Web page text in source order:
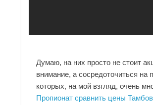
Думаю, на них просто не стоит
внимание, а сосредоточиться на
которых, на мой взгляд, очень
Пропионат сравнить цены Тамбов